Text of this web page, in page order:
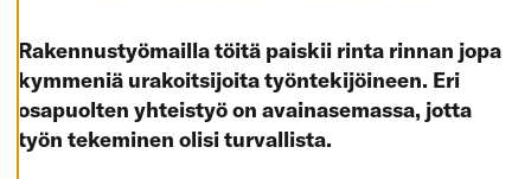
E
A
S
E
T
U
K
Rakennustyömailla töitä paiskii rinta rinnan jopa
kymmeniä urakoitsijoita työntekijöineen. Eri
osapuolten yhteistyö on avainasemassa, jotta
työn tekeminen olisi turvallista.